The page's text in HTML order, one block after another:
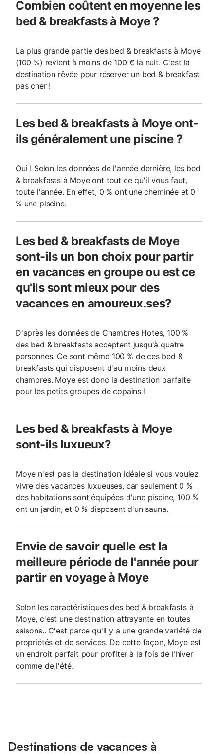
Combien coûtent en moyenne les
bed & breakfasts à Moye ?
La plus grande partie des bed & breakfasts à Moye
(100 %) revient à moins de 100 € la nuit. C'est la
destination rêvée pour réserver un bed & breakfast
pas cher !
Les bed & breakfasts à Moye ont-
ils généralement une piscine ?
Oui ! Selon les données de l'année dernière, les bed
& breakfasts à Moye ont tout ce qu'il vous faut,
toute l'année. En effet, 0 % ont une cheminée et 0
% une piscine.
Les bed & breakfasts de Moye
sont-ils un bon choix pour partir
en vacances en groupe ou est ce
qu'ils sont mieux pour des
vacances en amoureux.ses?
D'après les données de Chambres Hotes, 100 %
des bed & breakfasts acceptent jusqu'à quatre
personnes. Ce sont même 100 % de ces bed &
breakfasts qui disposent d'au moins deux
chambres. Moye est donc la destination parfaite
pour les petits groupes de copains !
Les bed & breakfasts à Moye
sont-ils luxueux?
Moye n'est pas la destination idéale si vous voulez
vivre des vacances luxueuses, car seulement 0 %
des habitations sont équipées d'une piscine, 100 %
ont un jardin, et 0 % disposent d'un sauna.
Envie de savoir quelle est la
meilleure période de l'année pour
partir en voyage à Moye
Selon les caractéristiques des bed & breakfasts à
Moye, c'est une destination attrayante en toutes
saisons.. C'est parce qu'il y a une grande variété de
propriétés et de services. De cette façon, Moye est
un endroit parfait pour profiter à la fois de l'hiver
comme de l'été.
Destinations de vacances à